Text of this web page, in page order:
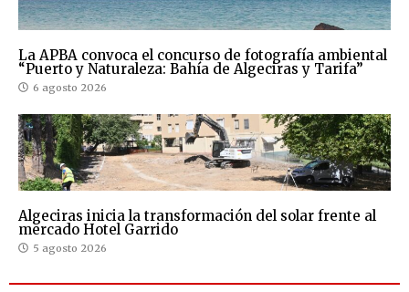
La APBA convoca el concurso de fotografía ambiental
“Puerto y Naturaleza: Bahía de Algeciras y Tarifa”
6 agosto 2026
Algeciras inicia la transformación del solar frente al
mercado Hotel Garrido
5 agosto 2026